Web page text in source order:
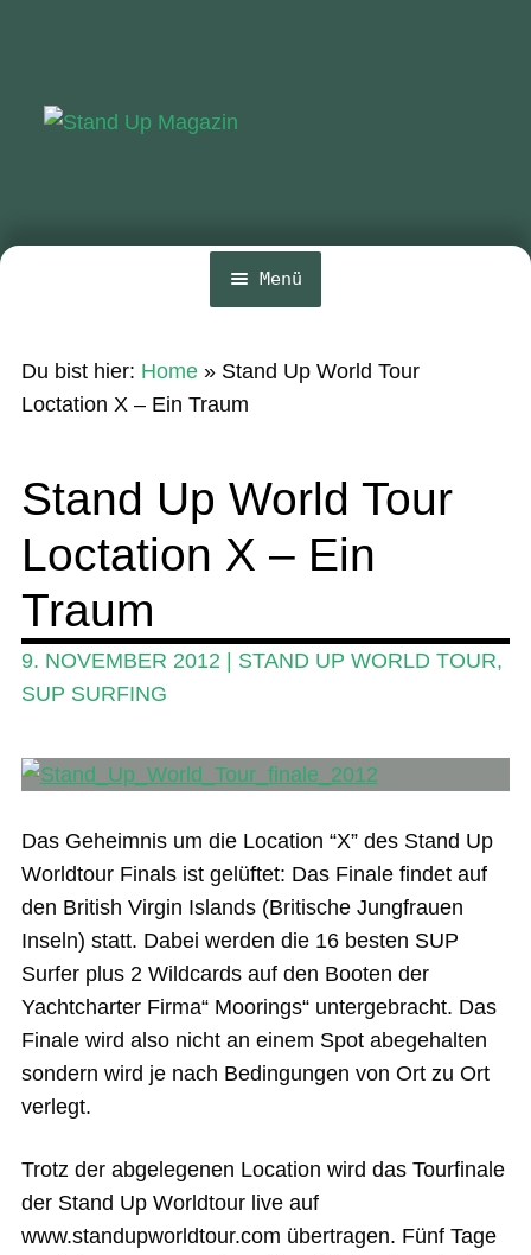
Menü
SUP-Events
Ratgeber
Stand Up Magazin TV
SPOT FINDER
Du bist hier: Home» Stand Up World Tour
Loctation X – Ein Traum
Stand Up World Tour
Loctation X – Ein
Traum
9. NOVEMBER 2012 STAND UP WORLD TOUR,
SUP SURFING
Das Geheimnis um die Location “X” des Stand Up
Worldtour Finals ist gelüftet: Das Finale findet auf
den British Virgin Islands (Britische Jungfrauen
Inseln) statt. Dabei werden die 16 besten SUP
Surfer plus 2 Wildcards auf den Booten der
Yachtcharter Firma“ Moorings“ untergebracht. Das
Finale wird also nicht an einem Spot abegehalten
sondern wird je nach Bedingungen von Ort zu Ort
verlegt.
Trotz der abgelegenen Location wird das Tourfinale
der Stand Up Worldtour live auf
www.standupworldtour.com übertragen. Fünf Tage